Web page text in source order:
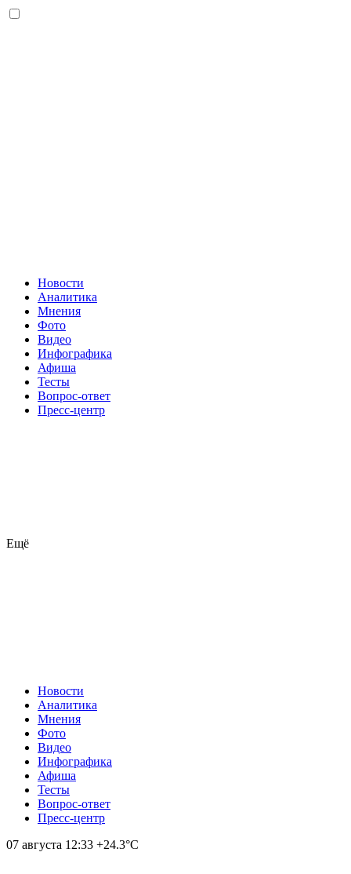
Новости
Аналитика
Мнения
Фото
Видео
Инфографика
Афиша
Тесты
Вопрос-ответ
Пресс-центр
Ещё
Новости
Аналитика
Мнения
Фото
Видео
Инфографика
Афиша
Тесты
Вопрос-ответ
Пресс-центр
07 августа 12:33 +24.3°С